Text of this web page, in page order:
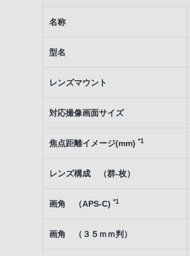
名称
型名
レンズマウント
対応撮像画面サイズ
焦点距離イメージ(mm) *1
レンズ構成 （群-枚）
画角 （APS-C) *1
画角 （３５ｍｍ判）